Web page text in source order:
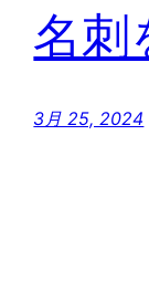
名刺
3月 25, 2024